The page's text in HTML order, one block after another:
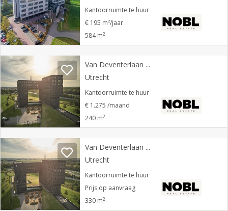
Waarom
adverteren
Premium
Blog
Registreren
Login
Kantoorruimte te huur
€ 195 m²/jaar
584 m2
Van Deventerlaan 41
Utrecht
Kantoorruimte te huur
€ 1.275 /maand
240 m2
Van Deventerlaan 31
Utrecht
Kantoorruimte te huur
Prijs op aanvraag
330 m2